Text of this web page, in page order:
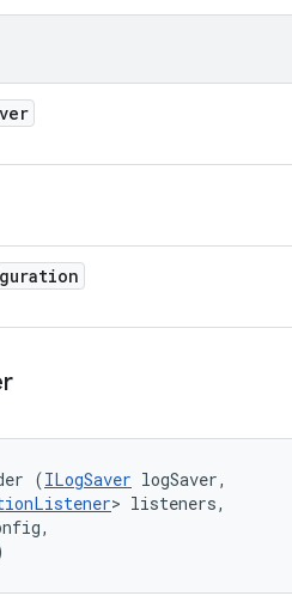
(ILogSaver logSaver,
> listeners,